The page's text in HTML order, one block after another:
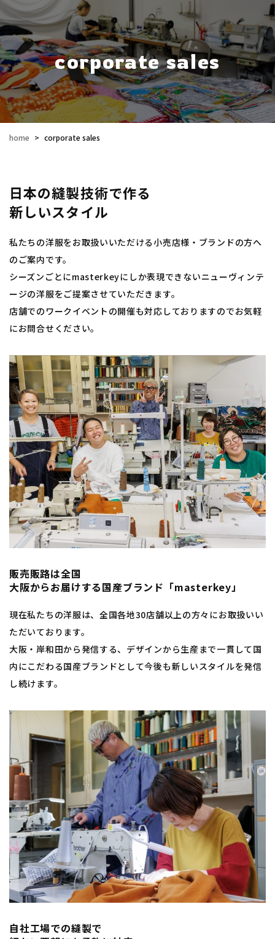
corporate sales
home > corporate sales
日本の縫製技術で作る
新しいスタイル
私たちの洋服をお取扱いいただける小売店様・ブランドの方へ
のご案内です。
シーズンごとにmasterkeyにしか表現できないニューヴィンテ
ージの洋服をご提案させていただきます。
​​​​​​​店舗でのワークイベントの開催も対応しておりますのでお気軽
にお問合せください。
販売販路は全国
大阪からお届けする国産ブランド「masterkey」
現在私たちの洋服は、全国各地30店舗以上の方々にお取扱いい
ただいております。
大阪・岸和田から発信する、デザインから生産まで一貫して国
内にこだわる国産ブランドとして今後も新しいスタイルを発信
し続けます。
自社工場での縫製で